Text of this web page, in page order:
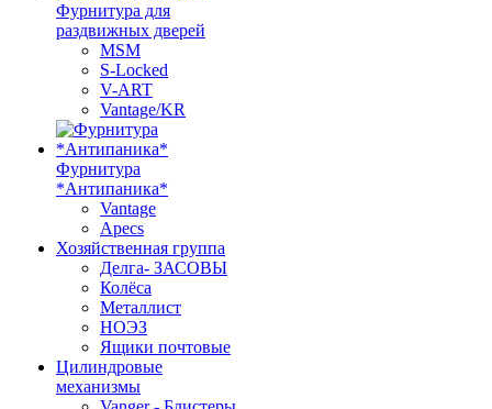
Фурнитура для
раздвижных дверей
MSM
S-Locked
V-ART
Vantage/KR
Фурнитура
*Антипаника*
Vantage
Apecs
Хозяйственная группа
Делга- ЗАСОВЫ
Колёса
Металлист
НОЭЗ
Ящики почтовые
Цилиндровые
механизмы